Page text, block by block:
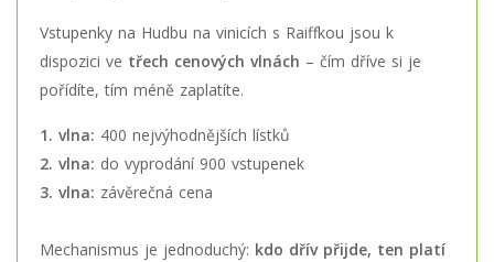
Vstupenky na Hudbu na vinicích s Raiffkou jsou k
dispozici ve třech cenových vlnách – čím dříve si je
pořídíte, tím méně zaplatíte.
1. vlna: 400 nejvýhodnějších lístků
2. vlna: do vyprodání 900 vstupenek
3. vlna: závěrečná cena
Mechanismus je jednoduchý: kdo dřív přijde, ten platí